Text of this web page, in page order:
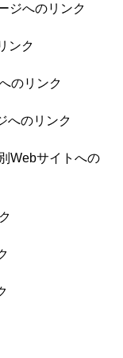
ジへのリンク
ンク
のリンク
へのリンク
Webサイトへの